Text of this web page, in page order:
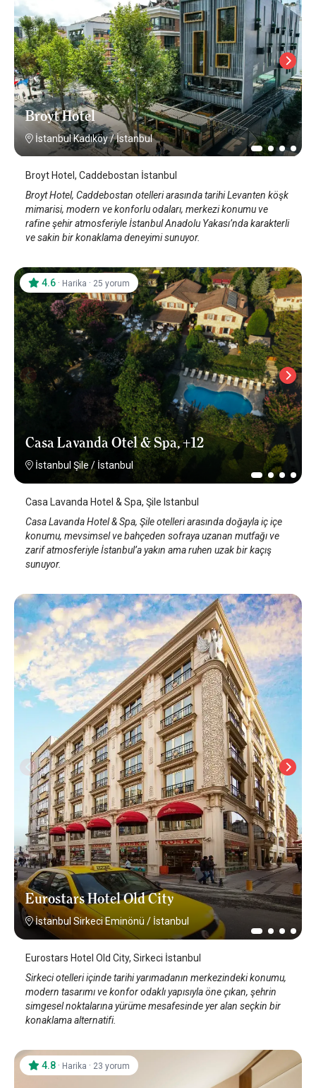
Broyt Hotel
İstanbul Kadıköy/İstanbul
Broyt Hotel, Caddebostan İstanbul
Broyt Hotel, Caddebostan otelleri arasında tarihi Levanten köşk
mimarisi, modern ve konforlu odaları, merkezi konumu ve
rafine şehir atmosferiyle İstanbul Anadolu Yakası’nda karakterli
ve sakin bir konaklama deneyimi sunuyor.
Casa Lavanda Otel & Spa, +12
İstanbul Şile / İstanbul
4.6 · Harika · 25 yorum
Casa Lavanda Hotel & Spa, Şile Istanbul
Casa Lavanda Hotel & Spa, Şile otelleri arasında doğayla iç içe
konumu, mevsimsel ve bahçeden sofraya uzanan mutfağı ve
zarif atmosferiyle İstanbul’a yakın ama ruhen uzak bir kaçış
sunuyor.
Eurostars Hotel Old City
İstanbul Sirkeci Eminönü / İstanbul
Eurostars Hotel Old City, Sirkeci İstanbul
Sirkeci otelleri içinde tarihi yarımadanın merkezindeki konumu,
modern tasarımı ve konfor odaklı yapısıyla öne çıkan, şehrin
simgesel noktalarına yürüme mesafesinde yer alan seçkin bir
konaklama alternatifi.
4.8 · Harika · 23 yorum